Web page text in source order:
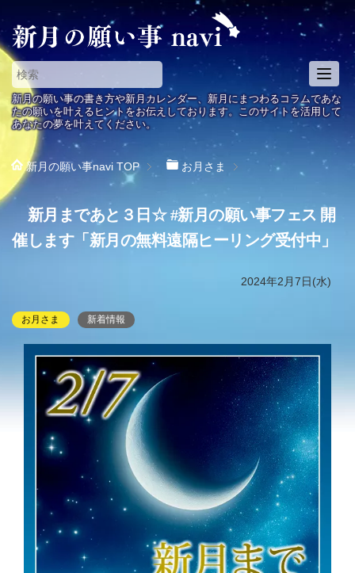
T
o
g
g
e
v
g
t
新月の願い事の書き方や新月カレンダー、新月にまつわるコラムであな
たの願いを叶えるヒントをお伝えしております。このサイトを活用して
あなたの夢を叶えてください。
新月の願い事navi TOP お月さま
新月まであと３日☆ #新月の願い事フェス 開
催します「新月の無料遠隔ヒーリング受付中」
2024年2月7日(水)
お月さま 新着情報